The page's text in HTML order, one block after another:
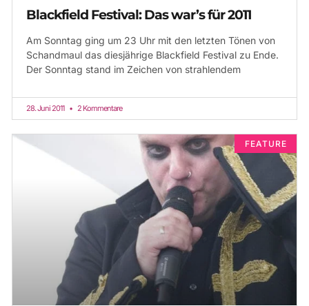
Blackfield Festival: Das war’s für 2011
Am Sonntag ging um 23 Uhr mit den letzten Tönen von
Schandmaul das diesjährige Blackfield Festival zu Ende.
Der Sonntag stand im Zeichen von strahlendem
28. Juni 2011 2 Kommentare
FEATURE